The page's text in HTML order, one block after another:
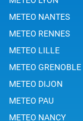
METEO NANTES
METEO RENNES
METEO LILLE
METEO GRENOBLE
METEO DIJON
METEO PAU
METEO NANCY